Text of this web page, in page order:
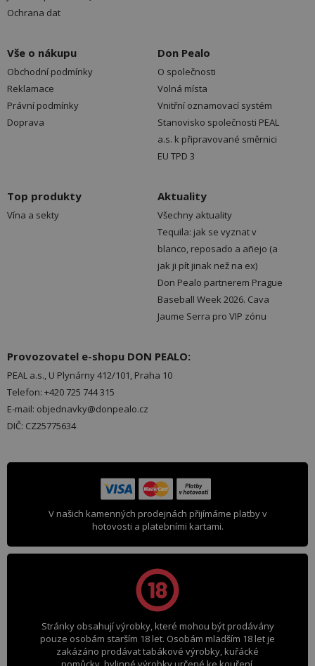
Ochrana dat
Vše o nákupu
Obchodní podmínky
Reklamace
Právní podmínky
Doprava
Don Pealo
O společnosti
Volná místa
Vnitřní oznamovací systém
Stanovisko společnosti PEAL
a.s. k připravované směrnici
EU TPD 3
Top produkty
Vína a sekty
Aktuality
Všechny aktuality
Tequila: jak se vyznat v
blanco, reposado a añejo (a
jak ji pít jinak než na ex)
Don Pealo partnerem Prague
Baseball Week 2026. Cava
Jaume Serra pro VIP zónu
Provozovatel e-shopu DON PEALO:
PEAL a.s., U Plynárny 412/101, Praha 10
Telefon: +420 725 744 315
E-mail: objednavky@donpealo.cz
DIČ: CZ25775634
V našich kamenných prodejnách přijímáme platby v
hotovosti a platebními kartami.
Stránky obsahují výrobky, které mohou být prodávány
pouze osobám starším 18 let. Osobám mladším 18 let je
zakázáno prodávat tabákové výrobky, kuřácké